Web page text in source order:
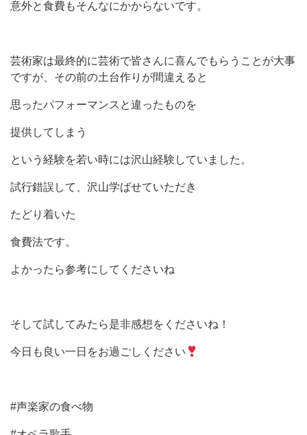
意外と食費もそんなにかからないです。
芸術家は最終的に芸術で皆さんに喜んでもらうことが大事
ですが、その前の土台作りが間違えると
思ったパフォーマンスと違ったものを
提供してしまう
という経験を若い時には沢山経験していました。
試行錯誤して、沢山学ばせていただき
たどり着いた
食費法です。
よかったら参考にしてくださいね
そして試してみたら是非感想をくださいね！
今日も良い一日をお過ごしください
#声楽家の食べ物